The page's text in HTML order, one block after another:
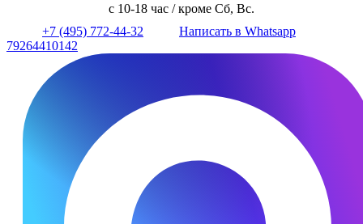
с 10-18 час / кроме Сб, Вс.
+7 (495) 772-44-32
Написать в Whatsapp
79264410142